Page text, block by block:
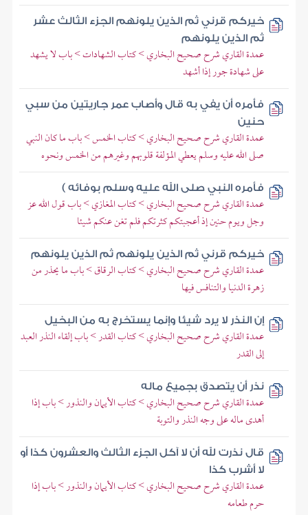
خيركم قرني ثم الذين يلونهم الجزء الثالث عشر
ثم الذين يلونهم
عمدة القاري شرح صحيح البخاري > كتاب الشهادات > باب لا يشهد
على شهادة جور إذا أشهد
فأمره أن يفي به قال وأصاب عمر جاريتين من سبي
حنين
عمدة القاري شرح صحيح البخاري > كتاب الخمس > باب ما كان النبي
صلى الله عليه وسلم يعطي المؤلفة قلوبهم وغيرهم من الخمس ونحوه
فأمره النبي صلى الله عليه وسلم بوفائه )
عمدة القاري شرح صحيح البخاري > كتاب المغازي > باب قول الله عز
وجل ويوم حنين إذ أعجبتكم كثرتكم فلم تغن عنكم شيئا
خيركم قرني ثم الذين يلونهم ثم الذين يلونهم
عمدة القاري شرح صحيح البخاري > كتاب الرقاق > باب ما يحذر من
زهرة الدنيا والتنافس فيها
إن النذر لا يرد شيئا وإنما يستخرج به من البخيل
عمدة القاري شرح صحيح البخاري > كتاب القدر > باب إلقاء النذر العبد
إلى القدر
نذر أن يتصدق بجميع ماله
عمدة القاري شرح صحيح البخاري > كتاب الأيمان والنذور > باب إذا
أهدى ماله على وجه النذر والتوبة
قال نذرت لله أن لا آكل الجزء الثالث والعشرون كذا أو
لا أشرب كذا
عمدة القاري شرح صحيح البخاري > كتاب الأيمان والنذور > باب إذا
حرم طعامه